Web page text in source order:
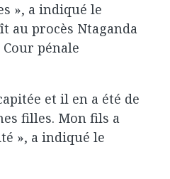
», a indiqué le
au procès Ntaganda
pénale
et il en a été de
filles. Mon fils a
», a indiqué le